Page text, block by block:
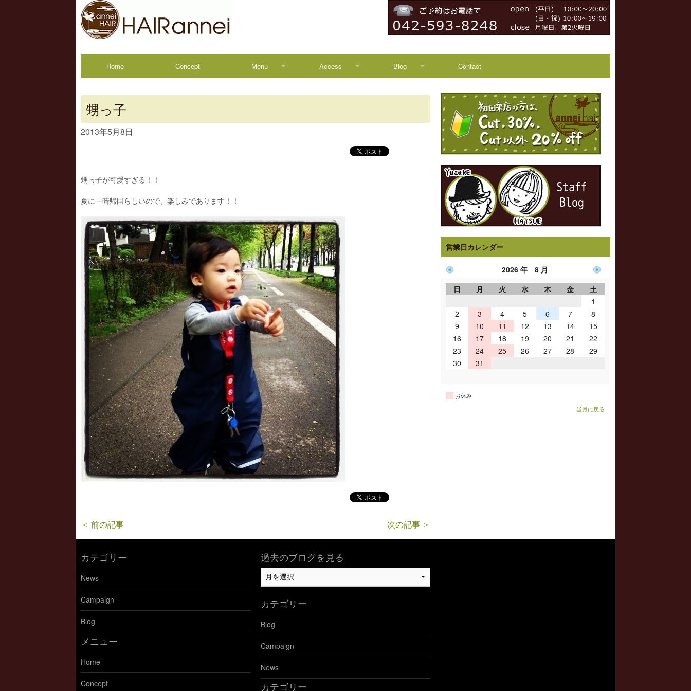
Home Concept Menu Access Blog Contact
甥っ子
2013年5月8日
甥っ子が可愛すぎる！！
夏に一時帰国らしいので、楽しみであります！！
＜ 前の記事 次の記事 ＞
営業日カレンダー
2026 年 8 月
日
月 火 水 木 金
土
1
2
3 4 5 6 7
8
9
10 11 12 13 14
15
16
17 18 19 20 21
22
23
24 25 26 27 28
29
30
31
お休み
当月に戻る
カテゴリー
News
Campaign
Blog
メニュー
Home
Concept
過去のブログを見る
過
去
ブ
グ
を
見
る
カテゴリー
Blog
Campaign
News
カテゴリー